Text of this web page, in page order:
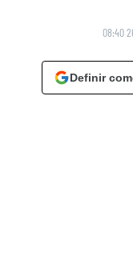
08:40
Definir